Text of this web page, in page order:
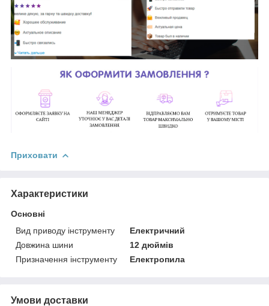
Приховати
Характеристики
Основні
Вид приводу інструменту
Електричний
Довжина шини
12 дюймів
Призначення інструменту
Електропила
Умови доставки